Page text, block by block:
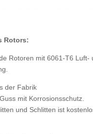
Rotors:
Rotoren mit 6061-T6 Luft-
der Fabrik
mit Korrosionsschutz.
und Schlitten ist